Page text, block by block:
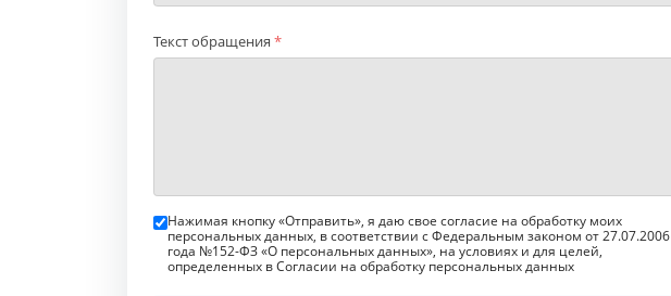
Текст обращения *
Нажимая кнопку «Отправить», я даю свое согласие на обработку моих
персональных данных, в соответствии с Федеральным законом от 27.07.2006
года №152-ФЗ «О персональных данных», на условиях и для целей,
определенных в Согласии на обработку персональных данных